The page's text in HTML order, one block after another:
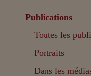
Publications
Toutes les
Portraits
Dans les